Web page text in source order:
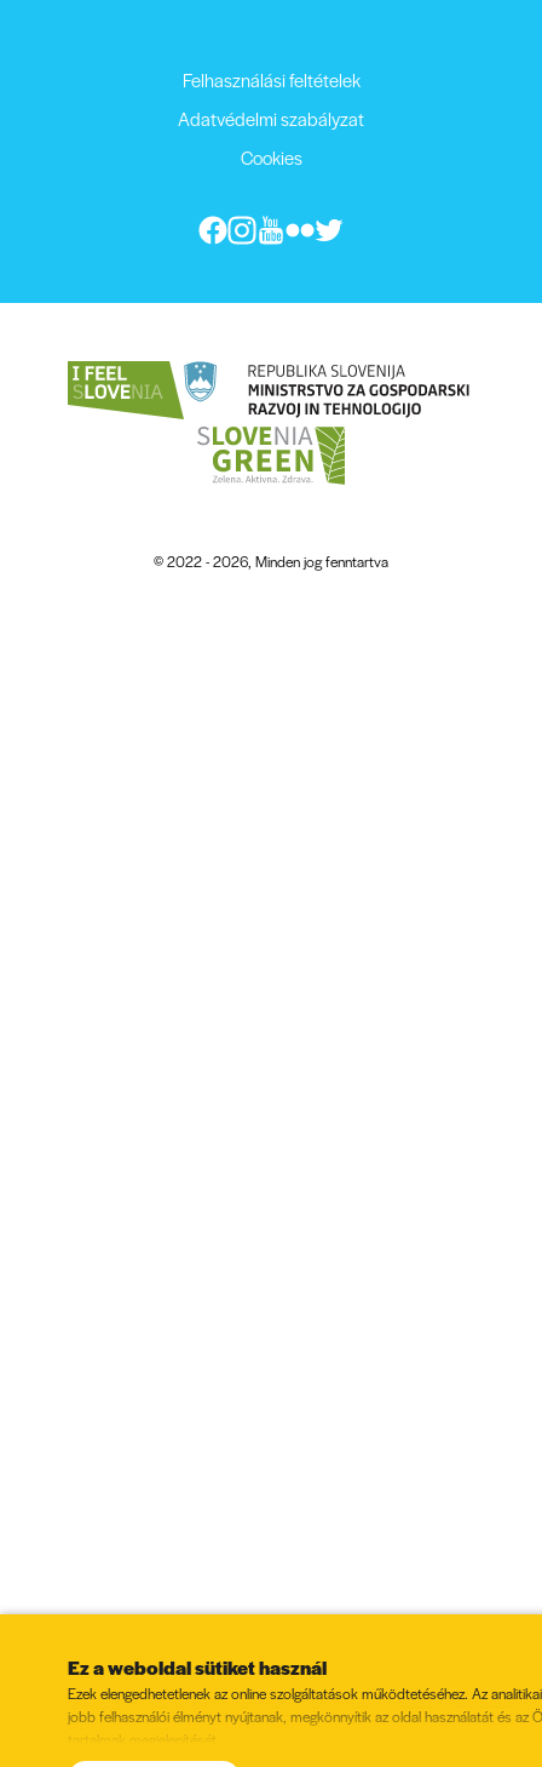
Felhasználási feltételek
Adatvédelmi szabályzat
Cookies
© 2022 - 2026, Minden jog fenntartva
Ez a weboldal sütiket használ
Ezek elengedhetetlenek az online szolgáltatások működtetéséhez. Az
jobb felhasználói élményt nyújtanak, megkönnyítik az oldal használatát és az
tartalmak megjelenítését.